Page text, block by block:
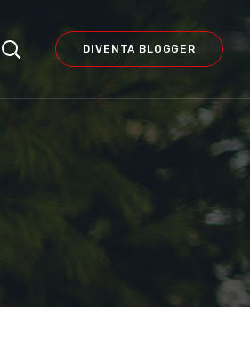
DIVENTA BLOGGER